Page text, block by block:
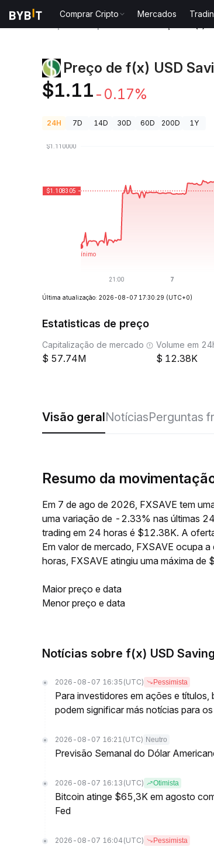
Comprar Cripto Mercados
Preço de f(x) USD
$1.11 -0.17%
24H 7D 14D 30D 60D 200D 1Y
Última atualização: 2026-08-07 17:30:29 (UTC+0)
Estatisticas de preço
Capitalização de mercado
57.74M
Volume em
12.38K
Visão geralNotíciasPerguntas
Resumo da
Em 7 de ago de 2026, FXSAVE tem
uma variação de -2.33% nas últimas
trading em 24 horas é $12.38K. A
Em valor de mercado, FXSAVE ocupa
horas, FXSAVE atingiu uma máxima de
Maior preço e data
Menor preço e data
Notícias sobre f(x) USD Saving
2026-08-07 16:35 (UTC) Pessimista
Para investidores em ações e
podem significar más notícias para
2026-08-07 16:21 (UTC) Neutro
Previsão Semanal do Dólar
2026-08-07 16:13 (UTC) Otimista
Bitcoin atinge $65,3K em agosto
Fed
2026-08-07 16:04 (UTC) Pessimista